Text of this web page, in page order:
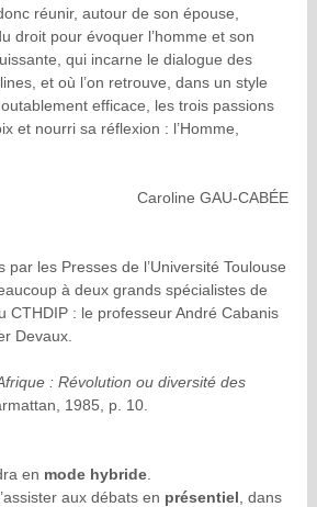
réunir, autour de son épouse,
droit pour évoquer l’homme et son
qui incarne le dialogue des
et où l’on retrouve, dans un style
efficace, les trois passions
et nourri sa réflexion : l’Homme,
Caroline GAU-CABÉE
par les Presses de l’Université Toulouse
à deux grands spécialistes de
CTHDIP : le professeur André Cabanis
Devaux.
: Révolution ou diversité des
1985, p. 10.
en mode hybride
aux débats en présentiel , dans